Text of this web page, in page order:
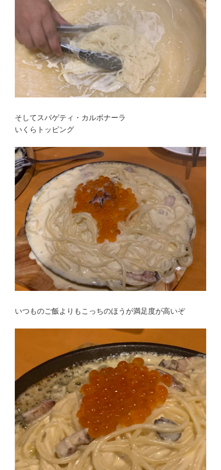
そしてスパゲティ・カルボナーラ
いくらトッピング
いつものご飯よりもこっちのほうが満足度が高いぞ